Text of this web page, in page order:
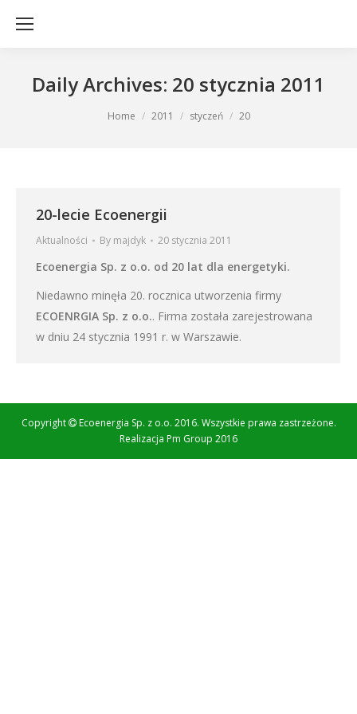
Daily Archives: 20 stycznia 2011
Home 2011 styczeń 20
20-lecie Ecoenergii
Aktualności By majdyk 20 stycznia 2011
Ecoenergia Sp. z o.o. od 20 lat dla energetyki.
Niedawno minęła 20. rocznica utworzenia firmy
ECOENRGIA Sp. z o.o.. Firma została zarejestrowana
w dniu 24 stycznia 1991 r. w Warszawie.
Copyright
Ecoenergia Sp. z o.o. 2016. Wszystkie prawa zastrzeżone.
Realizacja Pm Group 2016